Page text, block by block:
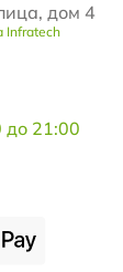
дом 4
Infratech
до 21:00